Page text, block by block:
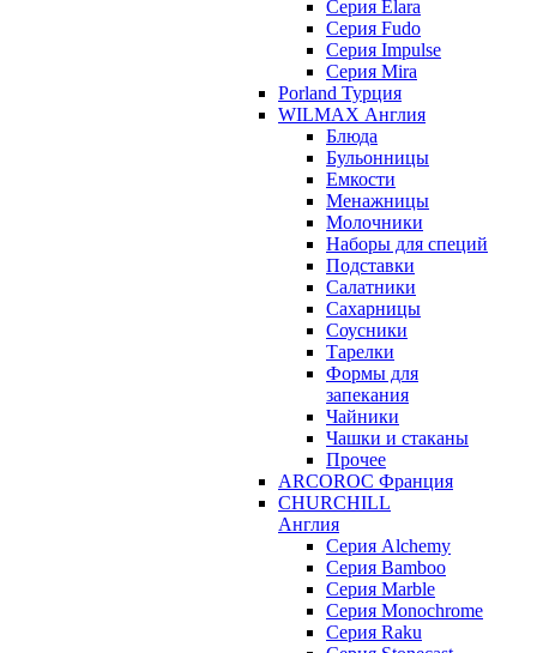
Серия Elara
Серия Fudo
Серия Impulse
Серия Mira
Porland Турция
WILMAX Англия
Блюда
Бульонницы
Емкости
Менажницы
Молочники
Наборы для специй
Подставки
Салатники
Сахарницы
Соусники
Тарелки
Формы для
запекания
Чайники
Чашки и стаканы
Прочее
ARCOROC Франция
CHURCHILL
Англия
Серия Alchemy
Серия Bamboo
Серия Marble
Серия Monochrome
Серия Raku